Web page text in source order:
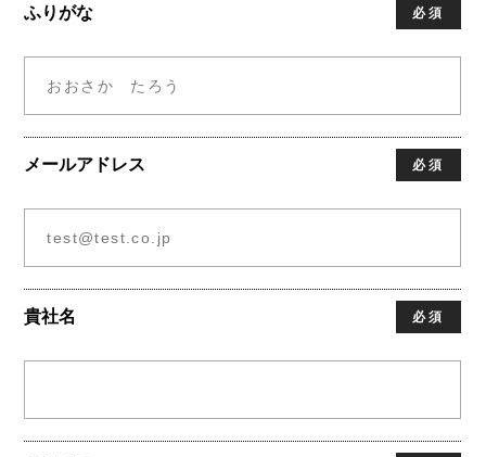
ふりがな 必須
メールアドレス 必須
貴社名 必須